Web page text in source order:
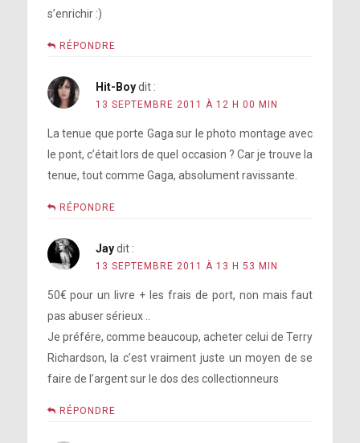
s’enrichir :)
RÉPONDRE
Hit-Boy dit :
13 SEPTEMBRE 2011 À 12 H 00 MIN
La tenue que porte Gaga sur le photo montage avec
le pont, c’était lors de quel occasion ? Car je trouve la
tenue, tout comme Gaga, absolument ravissante.
RÉPONDRE
Jay dit :
13 SEPTEMBRE 2011 À 13 H 53 MIN
50€ pour un livre + les frais de port, non mais faut
pas abuser sérieux ..
Je préfére, comme beaucoup, acheter celui de Terry
Richardson, la c’est vraiment juste un moyen de se
faire de l’argent sur le dos des collectionneurs
RÉPONDRE